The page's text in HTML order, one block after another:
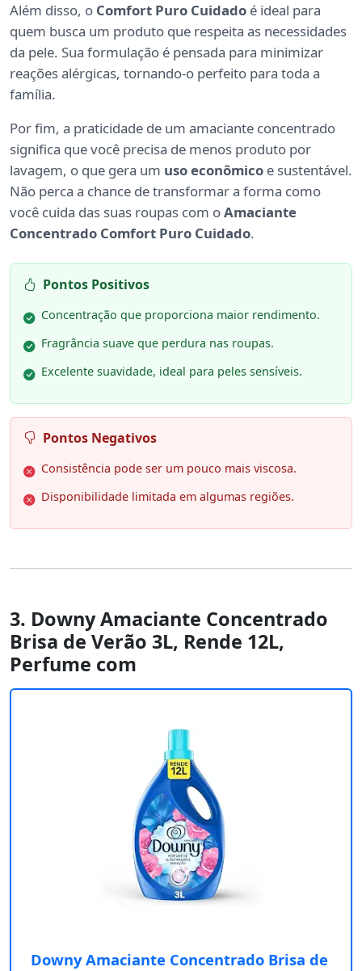
Além disso, o Comfort Puro Cuidado é ideal para
quem busca um produto que respeita as necessidades
da pele. Sua formulação é pensada para minimizar
reações alérgicas, tornando-o perfeito para toda a
família.
Por fim, a praticidade de um amaciante concentrado
significa que você precisa de menos produto por
lavagem, o que gera um uso econômico e sustentável.
Não perca a chance de transformar a forma como
você cuida das suas roupas com oAmaciante
Concentrado Comfort Puro Cuidado.
Pontos Positivos
Concentração que proporciona maior rendimento.
Fragrância suave que perdura nas roupas.
Excelente suavidade, ideal para peles sensíveis.
Pontos Negativos
Consistência pode ser um pouco mais viscosa.
Disponibilidade limitada em algumas regiões.
3. Downy Amaciante Concentrado
Brisa de Verão 3L, Rende 12L,
Perfume com
Downy Amaciante Concentrado Brisa de